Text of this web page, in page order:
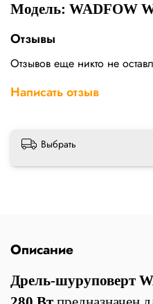
Модель: WADFOW
Отзывы
Отзывов еще никто не
Написать отзыв
Выбрать
Описание
Дрель-шуруповерт